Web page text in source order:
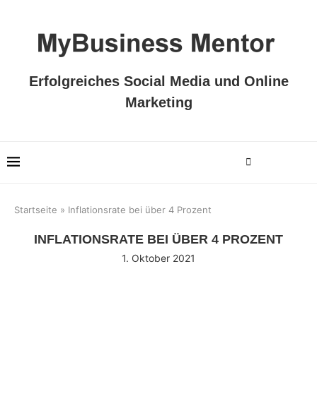
Erfolgreiches Social Media und Online
Marketing
Startseite » Inflationsrate bei über 4 Prozent
INFLATIONSRATE BEI ÜBER 4 PROZENT
1. Oktober 2021